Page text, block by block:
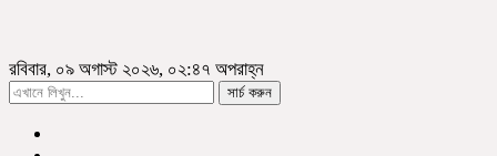
রবিবার, ০৯ অগাস্ট ২০২৬, ০২:৪৭ অপরাহ্ন
সার্চ করুন